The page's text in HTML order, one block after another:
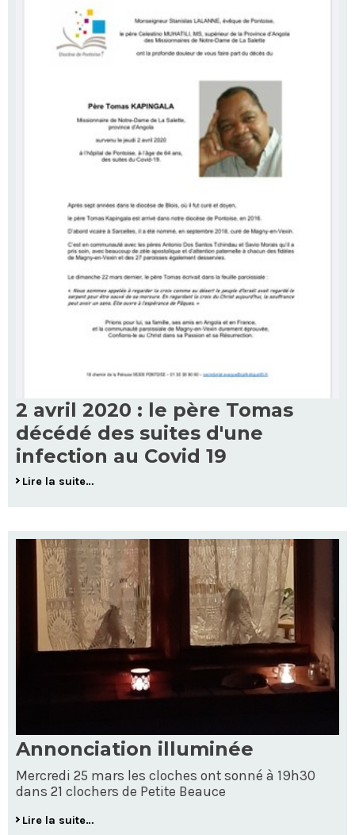
2 avril 2020 : le père Tomas
décédé des suites d'une
infection au Covid 19
Lire la suite…
Annonciation illuminée
Mercredi 25 mars les cloches ont sonné à 19h30
dans 21 clochers de Petite Beauce
Lire la suite…